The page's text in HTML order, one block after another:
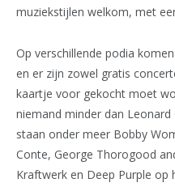
muziekstijlen welkom, met
Op verschillende podia
en er zijn zowel gratis
kaartje voor gekocht moet
niemand minder dan
staan onder meer Bobby
Conte, George Thorogood
Kraftwerk en Deep Purple op